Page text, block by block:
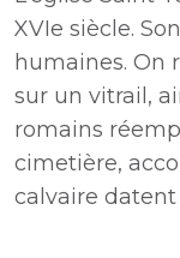
XVIe siècle.
humaines. On
sur un vitrail,
romains
cimetière,
calvaire datent